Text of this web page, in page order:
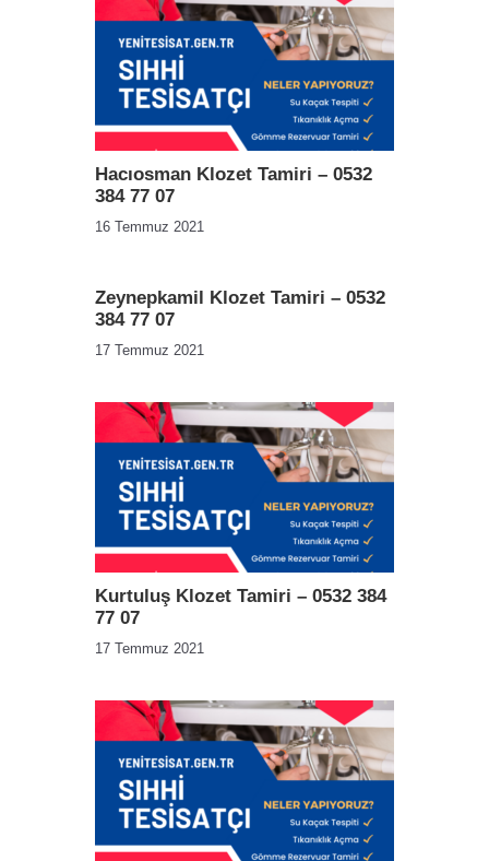
Hacıosman Klozet Tamiri – 0532
384 77 07
16 Temmuz 2021
Zeynepkamil Klozet Tamiri – 0532
384 77 07
17 Temmuz 2021
Kurtuluş Klozet Tamiri – 0532 384
77 07
17 Temmuz 2021